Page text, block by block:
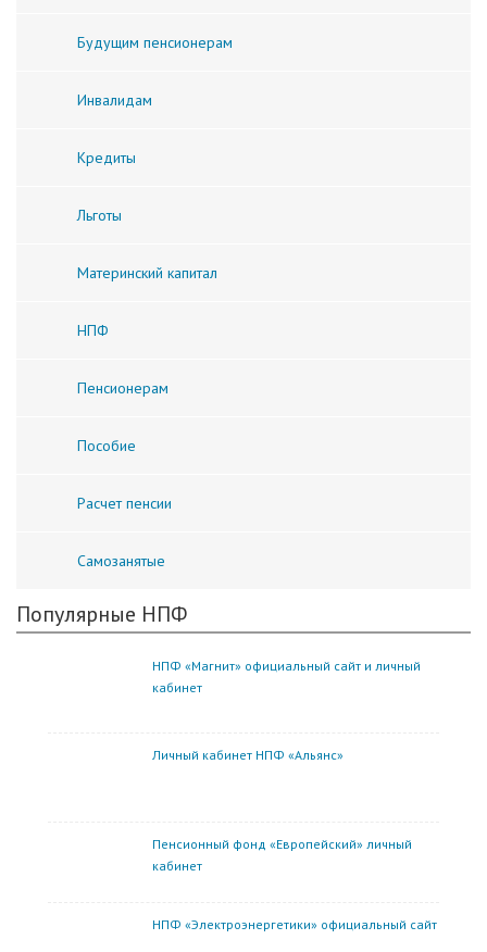
Будущим пенсионерам
Инвалидам
Кредиты
Льготы
Материнский капитал
НПФ
Пенсионерам
Пособие
Расчет пенсии
Самозанятые
Популярные НПФ
НПФ «Магнит» официальный сайт и личный
кабинет
Личный кабинет НПФ «Альянс»
Пенсионный фонд «Европейский» личный
кабинет
НПФ «Электроэнергетики» официальный сайт